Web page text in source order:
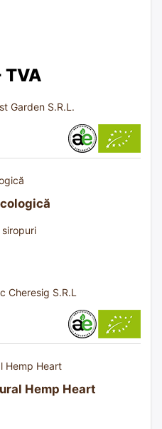
TVA
Garden S.R.L.
Cheresig S.R.L
Hemp Heart